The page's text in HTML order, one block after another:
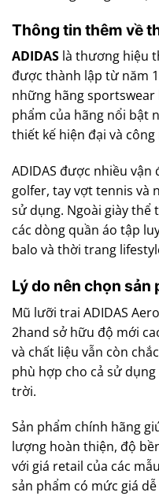
Thông tin thêm về
ADIDAS là thương hiệu
được thành lập từ năm
những hãng sportswear
phẩm của hãng nổi bật
thiết kế hiện đại và
ADIDAS được nhiều
golfer, tay vợt tennis và
sử dụng. Ngoài giày thể
các dòng quần áo tập
balo và thời trang
Lý do nên chọn sản
Mũ lưỡi trai ADIDAS
2hand sở hữu độ mới
và chất liệu vẫn còn
phù hợp cho cả sử
trời.
Sản phẩm chính hãng
lượng hoàn thiện, độ
với giá retail của các
sản phẩm có mức giá